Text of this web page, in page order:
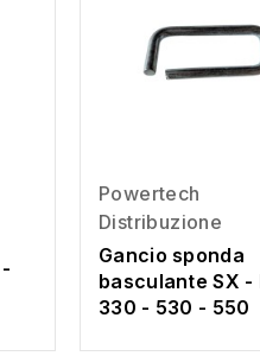
Powertech
Distribuzione
Gancio sponda
basculante SX -
330 - 530 - 550